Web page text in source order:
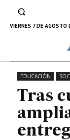
VIERNES 7 DE AGOSTO
de I.E.
EDUCACIÓN
Tras